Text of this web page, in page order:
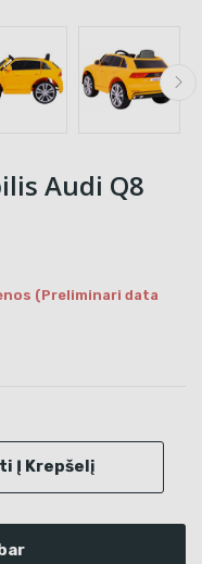
Audi Q8
(Preliminari data
Į Krepšelį